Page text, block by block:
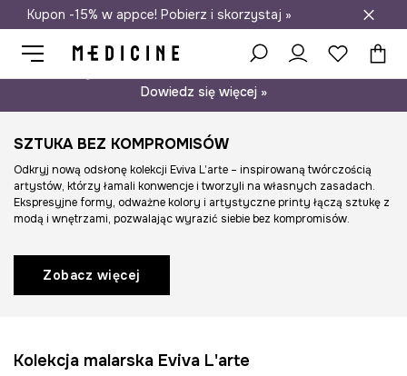
Darmowa dostawa do salonów
Kupon -15% w appce! Pobierz i skorzystaj »
Dowiedz się więcej »
SZTUKA BEZ KOMPROMISÓW
Odkryj nową odsłonę kolekcji Eviva L’arte – inspirowaną twórczością
artystów, którzy łamali konwencje i tworzyli na własnych zasadach.
Ekspresyjne formy, odważne kolory i artystyczne printy łączą sztukę z
modą i wnętrzami, pozwalając wyrazić siebie bez kompromisów.
Zobacz więcej
Kolekcja malarska Eviva L'arte